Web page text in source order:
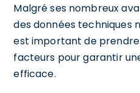
Malgré ses nombreux
des données techniques
est important de
facteurs pour garantir
efficace.